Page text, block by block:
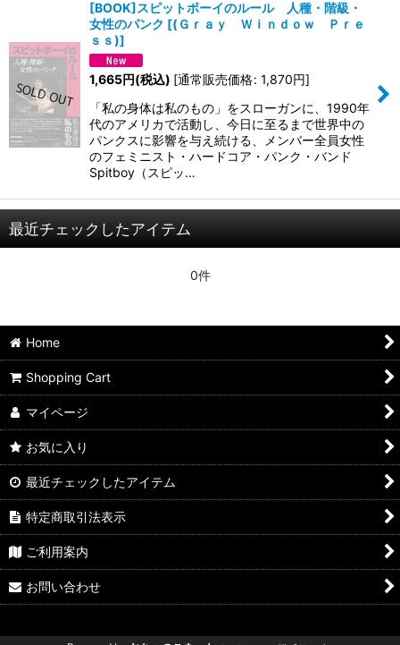
[BOOK]スピットボーイのルール 人種・階級・
女性のパンク [(Ｇｒａｙ Ｗｉｎｄｏｗ Ｐｒｅ
ｓｓ)]
1,665円(税込) [通常販売価格: 1,870円]
「私の身体は私のもの」をスローガンに、1990年
代のアメリカで活動し、今日に至るまで世界中の
パンクスに影響を与え続ける、メンバー全員女性
のフェミニスト・ハードコア・パンク・バンド
Spitboy（スピッ…
最近チェックしたアイテム
0件
Home
Shopping Cart
マイページ
お気に入り
最近チェックしたアイテム
特定商取引法表示
ご利用案内
お問い合わせ